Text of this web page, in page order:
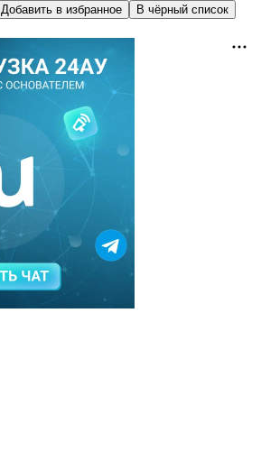
Добавить в избранное
В чёрный список